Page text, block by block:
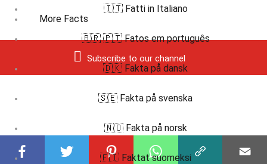
More Facts
Subscribe to our channel
🇮🇹 Fatti in Italiano
🇧🇷 🇵🇹 Fatos em português
🇩🇰 Fakta på dansk
🇸🇪 Fakta på svenska
🇳🇴 Fakta på norsk
🇫🇮 Faktat suomeksi